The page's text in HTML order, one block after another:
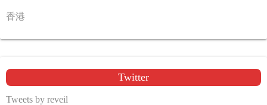
香港
Twitter
Tweets by reveil